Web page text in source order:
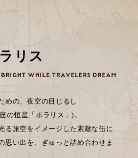
リス
めの、夜空の目じるし
の恒星「ポラリス」)。
る旅空をイメージした素敵な缶に
思い出を、ぎゅっと詰め合わせま